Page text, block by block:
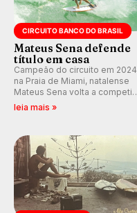
CIRCUITO BANCO DO BRASIL
Mateus Sena defende
título em casa
Campeão do circuito em 2024
na Praia de Miami, natalense
Mateus Sena volta a competir
em casa em busca de manter a
leia mais »